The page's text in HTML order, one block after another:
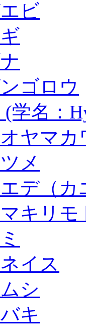
ビ
ゴロウ
学名：
ヤマカ
メ
デ（カ
キリモ
イス
シ
キ